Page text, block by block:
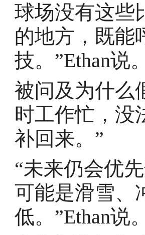
球场没有这些
的地方，既能
技。”Ethan说。
被问及为什么
时工作忙，没
补回来。”
“未来仍会优
可能是滑雪、
低。”Ethan说。